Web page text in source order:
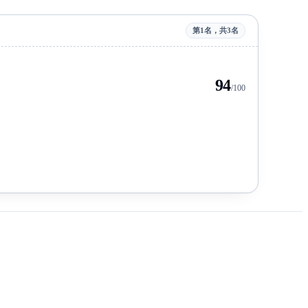
第1名，共3名
94/100